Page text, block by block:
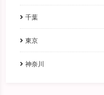
千葉
東京
神奈川